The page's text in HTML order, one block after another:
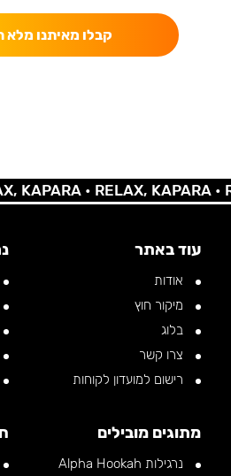
קבלו מאיתנו מלא
•RELAX, KAPARA •
עוד באתר
אודות
מיקור חוץ
בלוג
צרו קשר
רישום למועדון לקוחות
מתוגים מובילים
נרגילות Alpha Hookah